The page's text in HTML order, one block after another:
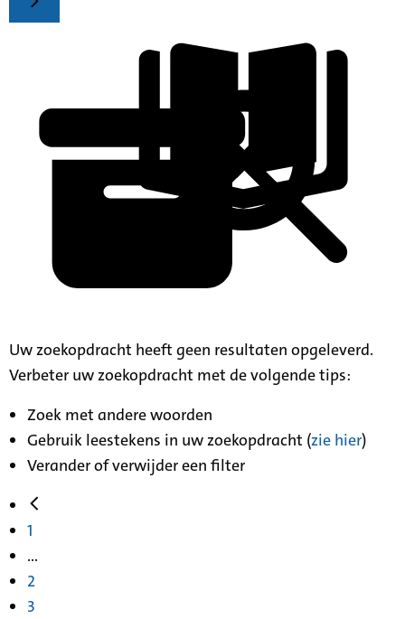
Uw zoekopdracht heeft geen resultaten opgeleverd.
Verbeter uw zoekopdracht met de volgende tips:
Zoek met andere woorden
Gebruik leestekens in uw zoekopdracht (zie hier)
Verander of verwijder een filter
1
...
2
3